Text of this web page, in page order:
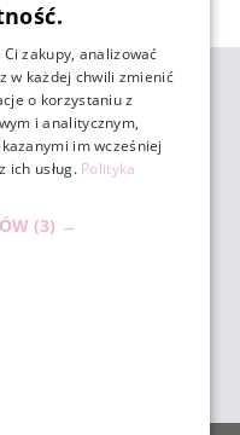
Do
zakupy, analizować
w każdej chwili zmienić
o korzystaniu z
i analitycznym,
im wcześniej
ich usług. Polityka
(3) →